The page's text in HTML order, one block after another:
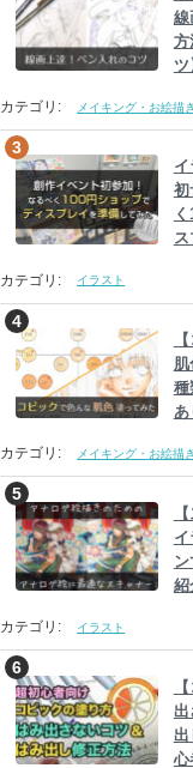
線
方
ツ
カテゴリ: メイキング・お絵描
イ
初
カテゴリ: イラスト
肌
種
あ
カテゴリ: メイキング・お絵描
イ
ン
紹
カテゴリ: イラスト
出
出
心